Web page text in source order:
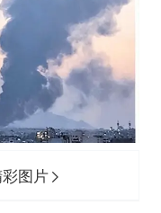
暴雨
冲奖
构建更高水平的全民健身公共服务体系
图片